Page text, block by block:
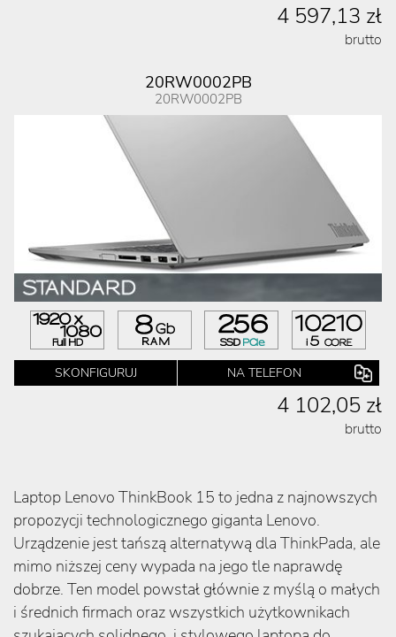
4 597,13 zł
brutto
20RW0002PB
20RW0002PB
SKONFIGURUJ NA TELEFON
4 102,05 zł
brutto
Laptop Lenovo ThinkBook 15 to jedna z najnowszych
propozycji technologicznego giganta Lenovo.
Urządzenie jest tańszą alternatywą dla ThinkPada, ale
mimo niższej ceny wypada na jego tle naprawdę
dobrze. Ten model powstał głównie z myślą o małych
i średnich firmach oraz wszystkich użytkownikach